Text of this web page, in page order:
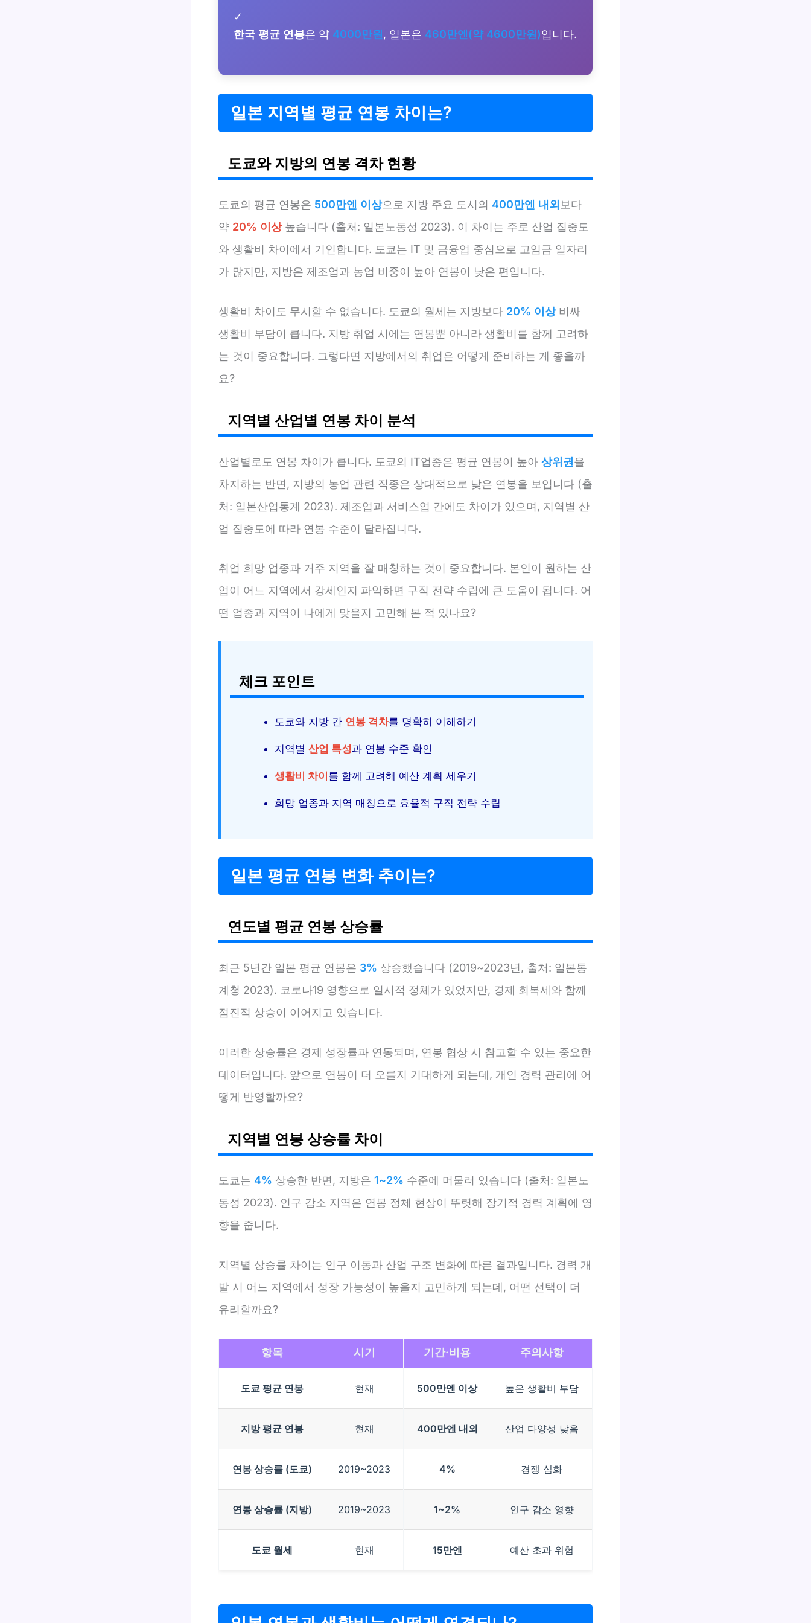
✓
한국 평균 연봉은 약 4000만원 , 일본은 460만엔(약 4600만원)입니다.
일본 지역별 평균 연봉 차이는?
도쿄와 지방의 연봉 격차 현황
도쿄의 평균 연봉은 500만엔 이상으로 지방 주요 도시의 400만엔 내외 보다
약 20% 이상높습니다 (출처: 일본노동성 2023). 이 차이는 주로 산업 집중도
와 생활비 차이에서 기인합니다. 도쿄는 IT 및 금융업 중심으로 고임금 일자리
가 많지만, 지방은 제조업과 농업 비중이 높아 연봉이 낮은 편입니다.
생활비 차이도 무시할 수 없습니다. 도쿄의 월세는 지방보다 20% 이상비싸
생활비 부담이 큽니다. 지방 취업 시에는 연봉뿐 아니라 생활비를 함께 고려하
는 것이 중요합니다. 그렇다면 지방에서의 취업은 어떻게 준비하는 게 좋을까
요?
지역별 산업별 연봉 차이 분석
산업별로도 연봉 차이가 큽니다. 도쿄의 IT업종은 평균 연봉이 높아 상위권을
차지하는 반면, 지방의 농업 관련 직종은 상대적으로 낮은 연봉을 보입니다 (출
처: 일본산업통계 2023). 제조업과 서비스업 간에도 차이가 있으며, 지역별 산
업 집중도에 따라 연봉 수준이 달라집니다.
취업 희망 업종과 거주 지역을 잘 매칭하는 것이 중요합니다. 본인이 원하는 산
업이 어느 지역에서 강세인지 파악하면 구직 전략 수립에 큰 도움이 됩니다. 어
떤 업종과 지역이 나에게 맞을지 고민해 본 적 있나요?
체크 포인트
도쿄와 지방 간 연봉 격차를 명확히 이해하기
지역별 산업 특성과 연봉 수준 확인
생활비 차이 를 함께 고려해 예산 계획 세우기
희망 업종과 지역 매칭으로 효율적 구직 전략 수립
일본 평균 연봉 변화 추이는?
연도별 평균 연봉 상승률
최근 5년간 일본 평균 연봉은 3% 상승했습니다 (2019~2023년, 출처: 일본통
계청 2023). 코로나19 영향으로 일시적 정체가 있었지만, 경제 회복세와 함께
점진적 상승이 이어지고 있습니다.
이러한 상승률은 경제 성장률과 연동되며, 연봉 협상 시 참고할 수 있는 중요한
데이터입니다. 앞으로 연봉이 더 오를지 기대하게 되는데, 개인 경력 관리에 어
떻게 반영할까요?
지역별 연봉 상승률 차이
도쿄는 4% 상승한 반면, 지방은 1~2% 수준에 머물러 있습니다 (출처: 일본노
동성 2023). 인구 감소 지역은 연봉 정체 현상이 뚜렷해 장기적 경력 계획에 영
향을 줍니다.
지역별 상승률 차이는 인구 이동과 산업 구조 변화에 따른 결과입니다. 경력 개
발 시 어느 지역에서 성장 가능성이 높을지 고민하게 되는데, 어떤 선택이 더
유리할까요?
항목 시기 기간·비용 주의사항
도쿄 평균 연봉 현재 500만엔 이상 높은 생활비 부담
지방 평균 연봉 현재 400만엔 내외 산업 다양성 낮음
연봉 상승률 (도쿄) 2019~2023 4% 경쟁 심화
연봉 상승률 (지방) 2019~2023 1~2% 인구 감소 영향
도쿄 월세 현재 15만엔 예산 초과 위험